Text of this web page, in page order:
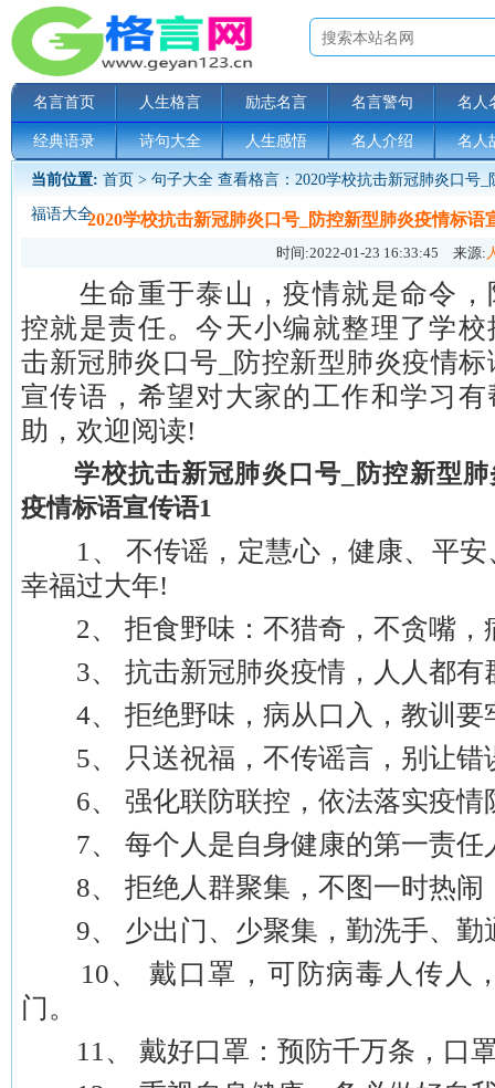
名言首页 人生格言 励志名言 名言警句 名人
经典语录 诗句大全 人生感悟 名人介绍 名人
当前位置: 首页 > 句子大全 查看格言：2020学校抗击新冠肺炎口号
福语大全2020学校抗击新冠肺炎口号_防控新型肺炎疫情标语
时间:2022-01-23 16:33:45 来源:
生命重于泰山，疫情就是命令，
控就是责任。今天小编就整理了学校
击新冠肺炎口号_防控新型肺炎疫情标
宣传语，希望对大家的工作和学习有
助，欢迎阅读!
学校抗击新冠肺炎口号_防控新型肺
疫情标语宣传语1
1、 不传谣，定慧心，健康、平安
幸福过大年!
2、 拒食野味：不猎奇，不贪嘴，
3、 抗击新冠肺炎疫情，人人都有
4、 拒绝野味，病从口入，教训要
5、 只送祝福，不传谣言，别让错
6、 强化联防联控，依法落实疫情
7、 每个人是自身健康的第一责任
8、 拒绝人群聚集，不图一时热闹
9、 少出门、少聚集，勤洗手、勤
10、 戴口罩，可防病毒人传人
门。
11、 戴好口罩：预防千万条，口